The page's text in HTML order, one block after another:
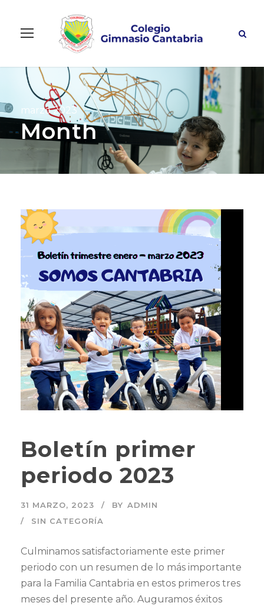
marzo 2023
Month
Boletín primer
periodo 2023
31 MARZO, 2023 BY ADMIN
SIN CATEGORÍA
Culminamos satisfactoriamente este primer
periodo con un resumen de lo más importante
para la Familia Cantabria en estos primeros tres
meses del presente año. Auguramos éxitos